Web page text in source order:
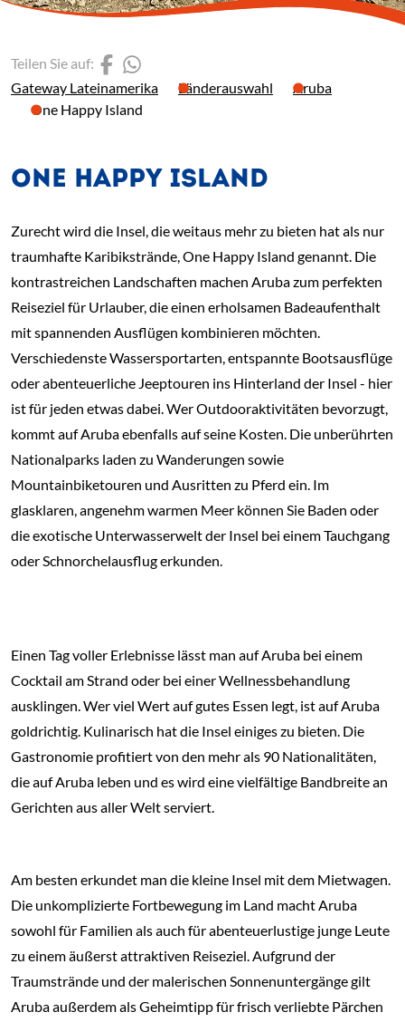
Gateway Lateinamerika Länderauswahl
Aruba
One Happy Island
Teilen Sie auf: (Link öffnet einen neuen
ONE HAPPY ISLAND
Zurecht wird die Insel, die weitaus mehr zu bieten hat als nur
traumhafte Karibikstrände, One Happy Island genannt. Die
kontrastreichen Landschaften machen Aruba zum perfekten
Reiseziel für Urlauber, die einen erholsamen Badeaufenthalt
mit spannenden Ausflügen kombinieren möchten.
Verschiedenste Wassersportarten, entspannte Bootsausflüge
oder abenteuerliche Jeeptouren ins Hinterland der Insel - hier
ist für jeden etwas dabei. Wer Outdooraktivitäten bevorzugt,
kommt auf Aruba ebenfalls auf seine Kosten. Die unberührten
Nationalparks laden zu Wanderungen sowie
Mountainbiketouren und Ausritten zu Pferd ein. Im
glasklaren, angenehm warmen Meer können Sie Baden oder
die exotische Unterwasserwelt der Insel bei einem Tauchgang
oder Schnorchelausflug erkunden.
Einen Tag voller Erlebnisse lässt man auf Aruba bei einem
Cocktail am Strand oder bei einer Wellnessbehandlung
ausklingen. Wer viel Wert auf gutes Essen legt, ist auf Aruba
goldrichtig. Kulinarisch hat die Insel einiges zu bieten. Die
Gastronomie profitiert von den mehr als 90 Nationalitäten,
die auf Aruba leben und es wird eine vielfältige Bandbreite an
Gerichten aus aller Welt serviert.
Am besten erkundet man die kleine Insel mit dem Mietwagen.
Die unkomplizierte Fortbewegung im Land macht Aruba
sowohl für Familien als auch für abenteuerlustige junge Leute
zu einem äußerst attraktiven Reiseziel. Aufgrund der
Traumstrände und der malerischen Sonnenuntergänge gilt
Aruba außerdem als Geheimtipp für frisch verliebte Pärchen